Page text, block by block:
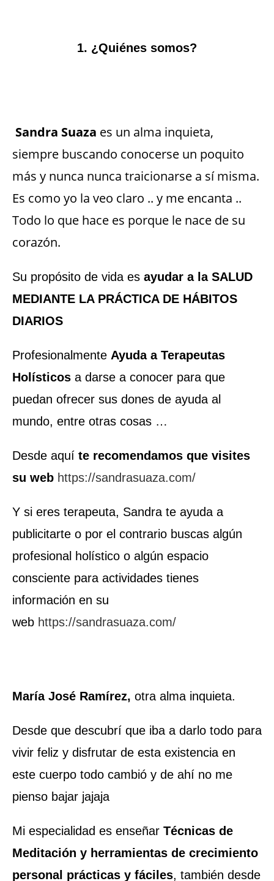
1. ¿Quiénes somos?
Sandra Suaza es un alma inquieta,
siempre buscando conocerse un poquito
más y nunca nunca traicionarse a sí misma.
Es como yo la veo claro .. y me encanta ..
Todo lo que hace es porque le nace de su
corazón.
Su propósito de vida es ayudar a la SALUD
MEDIANTE LA PRÁCTICA DE HÁBITOS
DIARIOS
Profesionalmente Ayuda a Terapeutas
Holísticos a darse a conocer para que
puedan ofrecer sus dones de ayuda al
mundo, entre otras cosas …
Desde aquí te recomendamos que visites
su web https://sandrasuaza.com/
Y si eres terapeuta, Sandra te ayuda a
publicitarte o por el contrario buscas algún
profesional holístico o algún espacio
consciente para actividades tienes
información en su
web https://sandrasuaza.com/
María José Ramírez, otra alma inquieta.
Desde que descubrí que iba a darlo todo para
vivir feliz y disfrutar de esta existencia en
este cuerpo todo cambió y de ahí no me
pienso bajar jajaja
Mi especialidad es enseñar Técnicas de
Meditación y herramientas de crecimiento
personal prácticas y fáciles, también desde